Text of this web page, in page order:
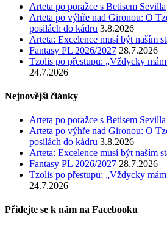
Arteta po poražce s Betisem Sevilla
Arteta po výhře nad Gironou: O
posilách do kádru 3.8.2026
Arteta: Excelence musí být naším
Fantasy PL 2026/2027 28.7.2026
Tzolis po přestupu: „Vždycky
24.7.2026
Nejnovější články
Arteta po poražce s Betisem Sevilla
Arteta po výhře nad Gironou: O
posilách do kádru 3.8.2026
Arteta: Excelence musí být naším
Fantasy PL 2026/2027 28.7.2026
Tzolis po přestupu: „Vždycky
24.7.2026
Přidejte se k nám na Facebooku